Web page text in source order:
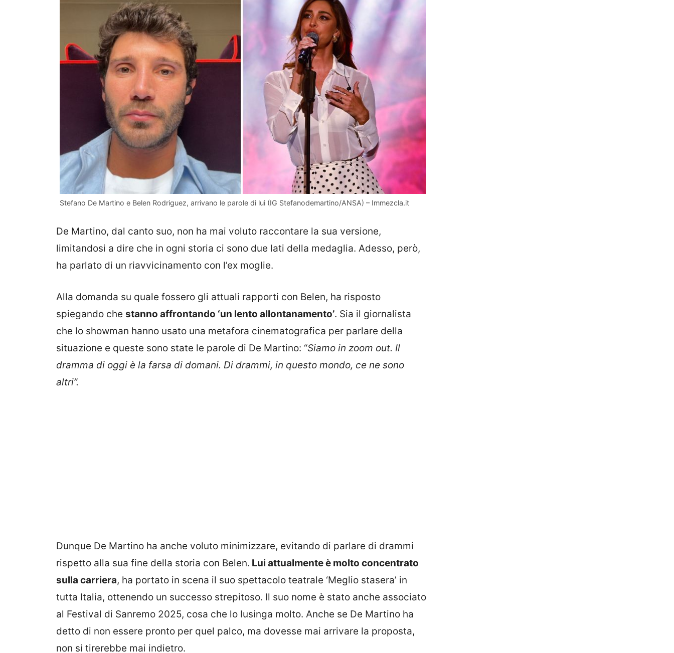
Stefano De Martino e Belen Rodriguez, arrivano le parole di lui (IG Stefanodemartino/ANSA) – Immezcla.it
De Martino, dal canto suo, non ha mai voluto raccontare la sua versione,
limitandosi a dire che in ogni storia ci sono due lati della medaglia. Adesso, però,
ha parlato di un riavvicinamento con l’ex moglie.
Alla domanda su quale fossero gli attuali rapporti con Belen, ha risposto
spiegando che stanno affrontando ‘un lento allontanamento’. Sia il giornalista
che lo showman hanno usato una metafora cinematografica per parlare della
situazione e queste sono state le parole di De Martino: “Siamo in zoom out. Il
dramma di oggi è la farsa di domani. Di drammi, in questo mondo, ce ne sono
altri”.
Dunque De Martino ha anche voluto minimizzare, evitando di parlare di drammi
rispetto alla sua fine della storia con Belen. Lui attualmente è molto concentrato
sulla carriera, ha portato in scena il suo spettacolo teatrale ‘Meglio stasera’ in
tutta Italia, ottenendo un successo strepitoso. Il suo nome è stato anche associato
al Festival di Sanremo 2025, cosa che lo lusinga molto. Anche se De Martino ha
detto di non essere pronto per quel palco, ma dovesse mai arrivare la proposta,
non si tirerebbe mai indietro.